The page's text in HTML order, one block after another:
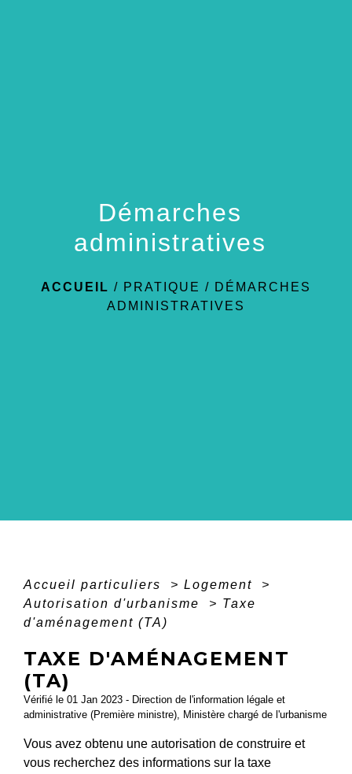
Démarches
administratives
ACCUEIL / PRATIQUE / DÉMARCHES
ADMINISTRATIVES
Accueil particuliers > Logement
>
Autorisation d'urbanisme
> Taxe
d'aménagement (TA)
TAXE D'AMÉNAGEMENT
(TA)
Vérifié le 01 Jan 2023 - Direction de l'information légale et
administrative (Première ministre), Ministère chargé de l'urbanisme
Vous avez obtenu une autorisation de construire et
vous recherchez des informations sur la taxe